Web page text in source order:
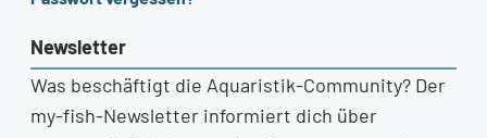
Newsletter
Was beschäftigt die Aquaristik-Community? Der
my-fish-Newsletter informiert dich über